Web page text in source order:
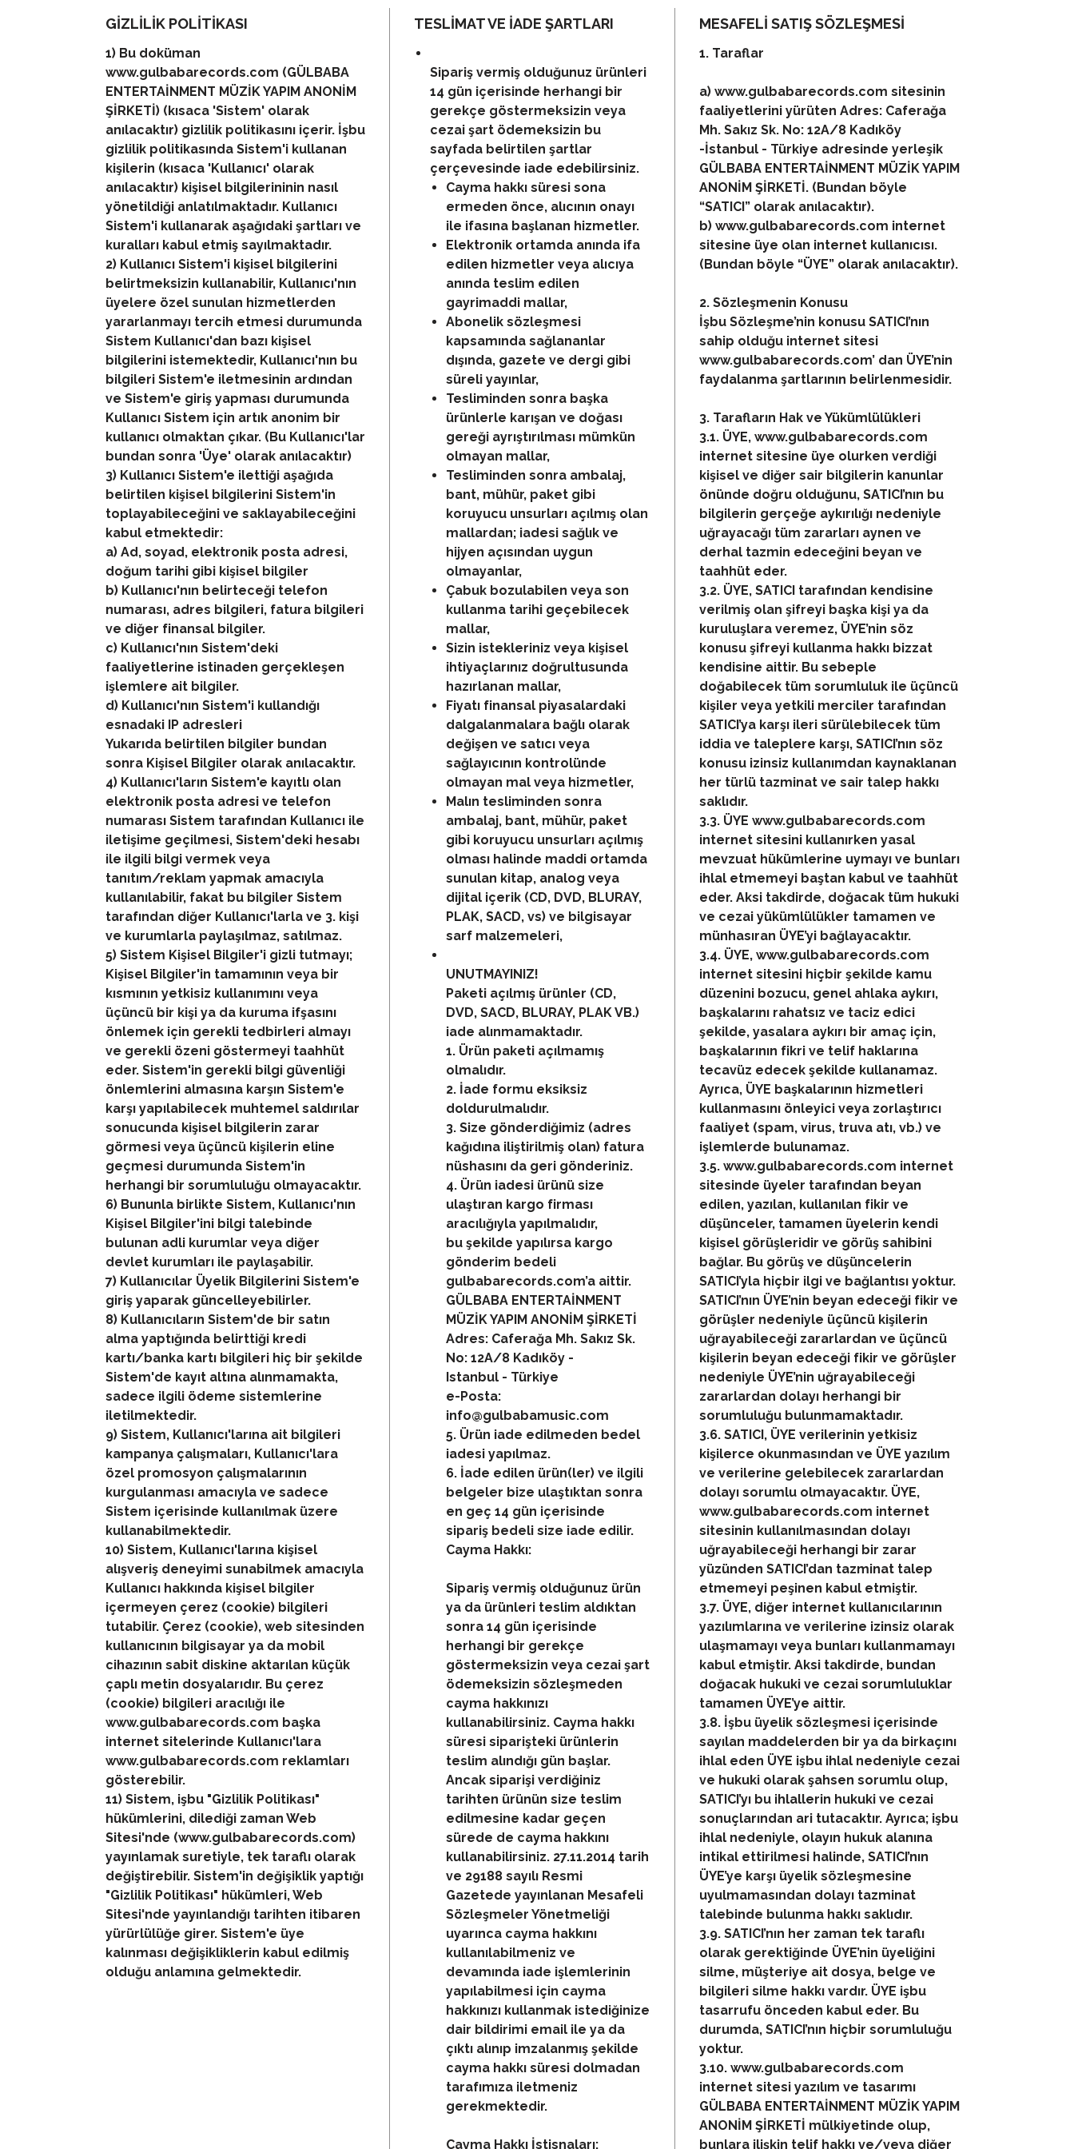
albüm, plak formatındaki
"Gatefold" (açılır kapak) tasarımıyla
bu yolculuğu görsel bir şölene
Her bir parçasıyla hayatta kalma
mücadelesini ve şehir hayatının gri
tonlarını anlatan bu başvuru eseri,
şimdi koleksiyoncular için zamansız
bir arşive dönüşüyor.
TRACKLIST
Side A:
1.⁠ ⁠Süzülerek
2.⁠ ⁠Hadi Len!
3.⁠ ⁠Bende Şarkın Var
4.⁠ ⁠Yarasa
5.⁠ ⁠Evini Başına Yıkan
6.⁠ ⁠Zabıt 1: Umut
Side B:
2.⁠ ⁠Zabıt 2: Boşluk
3.⁠ ⁠Yaşatmadın Dünya
4.⁠ ⁠Seni Özlüyorum
5.⁠ ⁠Bir Anne Sohbeti
6.⁠ ⁠Zabıt: 3 Enkarne
GİZLİLİK POLİTİKASI
1) Bu doküman
www.gulbabarecords.com (GÜLBABA
ENTERTAİNMENT MÜZİK YAPIM ANONİM
ŞİRKETİ) (kısaca 'Sistem' olarak
anılacaktır) gizlilik politikasını içerir. İşbu
gizlilik politikasında Sistem'i kullanan
kişilerin (kısaca 'Kullanıcı' olarak
anılacaktır) kişisel bilgilerininin nasıl
yönetildiği anlatılmaktadır. Kullanıcı
Sistem'i kullanarak aşağıdaki şartları ve
kuralları kabul etmiş sayılmaktadır.
2) Kullanıcı Sistem'i kişisel bilgilerini
belirtmeksizin kullanabilir, Kullanıcı'nın
üyelere özel sunulan hizmetlerden
yararlanmayı tercih etmesi durumunda
Sistem Kullanıcı'dan bazı kişisel
bilgilerini istemektedir, Kullanıcı'nın bu
bilgileri Sistem'e iletmesinin ardından
ve Sistem'e giriş yapması durumunda
Kullanıcı Sistem için artık anonim bir
kullanıcı olmaktan çıkar. (Bu Kullanıcı'lar
bundan sonra 'Üye' olarak anılacaktır)
3) Kullanıcı Sistem'e ilettiği aşağıda
belirtilen kişisel bilgilerini Sistem'in
toplayabileceğini ve saklayabileceğini
kabul etmektedir:
a) Ad, soyad, elektronik posta adresi,
doğum tarihi gibi kişisel bilgiler
b) Kullanıcı'nın belirteceği telefon
numarası, adres bilgileri, fatura bilgileri
ve diğer finansal bilgiler.
c) Kullanıcı'nın Sistem'deki
faaliyetlerine istinaden gerçekleşen
işlemlere ait bilgiler.
d) Kullanıcı'nın Sistem'i kullandığı
esnadaki IP adresleri
Yukarıda belirtilen bilgiler bundan
sonra Kişisel Bilgiler olarak anılacaktır.
4) Kullanıcı'ların Sistem'e kayıtlı olan
elektronik posta adresi ve telefon
numarası Sistem tarafından Kullanıcı ile
iletişime geçilmesi, Sistem'deki hesabı
ile ilgili bilgi vermek veya
tanıtım/reklam yapmak amacıyla
kullanılabilir, fakat bu bilgiler Sistem
tarafından diğer Kullanıcı'larla ve 3. kişi
ve kurumlarla paylaşılmaz, satılmaz.
5) Sistem Kişisel Bilgiler'i gizli tutmayı;
Kişisel Bilgiler'in tamamının veya bir
kısmının yetkisiz kullanımını veya
üçüncü bir kişi ya da kuruma ifşasını
önlemek için gerekli tedbirleri almayı
ve gerekli özeni göstermeyi taahhüt
eder. Sistem'in gerekli bilgi güvenliği
önlemlerini almasına karşın Sistem'e
karşı yapılabilecek muhtemel saldırılar
sonucunda kişisel bilgilerin zarar
görmesi veya üçüncü kişilerin eline
geçmesi durumunda Sistem'in
herhangi bir sorumluluğu olmayacaktır.
6) Bununla birlikte Sistem, Kullanıcı'nın
Kişisel Bilgiler'ini bilgi talebinde
bulunan adli kurumlar veya diğer
devlet kurumları ile paylaşabilir.
7) Kullanıcılar Üyelik Bilgilerini Sistem'e
giriş yaparak güncelleyebilirler.
8) Kullanıcıların Sistem'de bir satın
alma yaptığında belirttiği kredi
kartı/banka kartı bilgileri hiç bir şekilde
Sistem'de kayıt altına alınmamakta,
sadece ilgili ödeme sistemlerine
iletilmektedir.
9) Sistem, Kullanıcı'larına ait bilgileri
kampanya çalışmaları, Kullanıcı'lara
özel promosyon çalışmalarının
kurgulanması amacıyla ve sadece
Sistem içerisinde kullanılmak üzere
kullanabilmektedir.
10) Sistem, Kullanıcı'larına kişisel
alışveriş deneyimi sunabilmek amacıyla
Kullanıcı hakkında kişisel bilgiler
içermeyen çerez (cookie) bilgileri
tutabilir. Çerez (cookie), web sitesinden
kullanıcının bilgisayar ya da mobil
cihazının sabit diskine aktarılan küçük
çaplı metin dosyalarıdır. Bu çerez
(cookie) bilgileri aracılığı ile
www.gulbabarecords.com başka
internet sitelerinde Kullanıcı'lara
www.gulbabarecords.com reklamları
gösterebilir.
11) Sistem, işbu "Gizlilik Politikası"
hükümlerini, dilediği zaman Web
Sitesi'nde (www.gulbabarecords.com)
yayınlamak suretiyle, tek taraflı olarak
değiştirebilir. Sistem'in değişiklik yaptığı
"Gizlilik Politikası" hükümleri, Web
Sitesi'nde yayınlandığı tarihten itibaren
yürürlülüğe girer. Sistem'e üye
kalınması değişikliklerin kabul edilmiş
olduğu anlamına gelmektedir.
TESLİMAT VE İADE ŞARTLARI
Sipariş vermiş olduğunuz ürünleri
14 gün içerisinde herhangi bir
gerekçe göstermeksizin veya
cezai şart ödemeksizin bu
sayfada belirtilen şartlar
çerçevesinde iade edebilirsiniz.
Cayma hakkı süresi sona
ermeden önce, alıcının onayı
ile ifasına başlanan hizmetler.
Elektronik ortamda anında ifa
edilen hizmetler veya alıcıya
anında teslim edilen
gayrimaddi mallar,
Abonelik sözleşmesi
kapsamında sağlananlar
dışında, gazete ve dergi gibi
süreli yayınlar,
Tesliminden sonra başka
ürünlerle karışan ve doğası
gereği ayrıştırılması mümkün
olmayan mallar,
Tesliminden sonra ambalaj,
bant, mühür, paket gibi
koruyucu unsurları açılmış olan
mallardan; iadesi sağlık ve
hijyen açısından uygun
olmayanlar,
Çabuk bozulabilen veya son
kullanma tarihi geçebilecek
mallar,
Sizin istekleriniz veya kişisel
ihtiyaçlarınız doğrultusunda
hazırlanan mallar,
Fiyatı finansal piyasalardaki
dalgalanmalara bağlı olarak
değişen ve satıcı veya
sağlayıcının kontrolünde
olmayan mal veya hizmetler,
Malın tesliminden sonra
ambalaj, bant, mühür, paket
gibi koruyucu unsurları açılmış
olması halinde maddi ortamda
sunulan kitap, analog veya
dijital içerik (CD, DVD, BLURAY,
PLAK, SACD, vs) ve bilgisayar
sarf malzemeleri,
UNUTMAYINIZ!
Paketi açılmış ürünler (CD,
DVD, SACD, BLURAY, PLAK VB.)
iade alınmamaktadır.
1. Ürün paketi açılmamış
olmalıdır.
2. İade formu eksiksiz
doldurulmalıdır.
3. Size gönderdiğimiz (adres
kağıdına iliştirilmiş olan) fatura
nüshasını da geri gönderiniz.
4. Ürün iadesi ürünü size
ulaştıran kargo firması
aracılığıyla yapılmalıdır,
bu şekilde yapılırsa kargo
gönderim bedeli
gulbabarecords.com’a aittir.
GÜLBABA ENTERTAİNMENT
MÜZİK YAPIM ANONİM ŞİRKETİ
Adres: Caferağa Mh. Sakız Sk.
No: 12A/8 Kadıköy -
Istanbul - Türkiye
e-Posta:
info@gulbabamusic.com
5. Ürün iade edilmeden bedel
iadesi yapılmaz.
6. İade edilen ürün(ler) ve ilgili
belgeler bize ulaştıktan sonra
en geç 14 gün içerisinde
sipariş bedeli size iade edilir.
Cayma Hakkı:
Sipariş vermiş olduğunuz ürün
ya da ürünleri teslim aldıktan
sonra 14 gün içerisinde
herhangi bir gerekçe
göstermeksizin veya cezai şart
ödemeksizin sözleşmeden
cayma hakkınızı
kullanabilirsiniz. Cayma hakkı
süresi siparişteki ürünlerin
teslim alındığı gün başlar.
Ancak siparişi verdiğiniz
tarihten ürünün size teslim
edilmesine kadar geçen
sürede de cayma hakkını
kullanabilirsiniz. 27.11.2014 tarih
ve 29188 sayılı Resmi
Gazetede yayınlanan Mesafeli
Sözleşmeler Yönetmeliği
uyarınca cayma hakkını
kullanılabilmeniz ve
devamında iade işlemlerinin
yapılabilmesi için cayma
hakkınızı kullanmak istediğinize
dair bildirimi email ile ya da
çıktı alınıp imzalanmış şekilde
cayma hakkı süresi dolmadan
tarafımıza iletmeniz
gerekmektedir.
Cayma Hakkı İstisnaları:
MESAFELİ SATIŞ SÖZLEŞMESİ
1. Taraflar
a) www.gulbabarecords.com sitesinin
faaliyetlerini yürüten Adres: Caferağa
Mh. Sakız Sk. No: 12A/8 Kadıköy
-İstanbul - Türkiye adresinde yerleşik
GÜLBABA ENTERTAİNMENT MÜZİK YAPIM
ANONİM ŞİRKETİ. (Bundan böyle
“SATICI” olarak anılacaktır).
b) www.gulbabarecords.com internet
sitesine üye olan internet kullanıcısı.
(Bundan böyle “ÜYE” olarak anılacaktır).
2. Sözleşmenin Konusu
İşbu Sözleşme’nin konusu SATICI’nın
sahip olduğu internet sitesi
www.gulbabarecords.com’ dan ÜYE’nin
faydalanma şartlarının belirlenmesidir.
3. Tarafların Hak ve Yükümlülükleri
3.1. ÜYE, www.gulbabarecords.com
internet sitesine üye olurken verdiği
kişisel ve diğer sair bilgilerin kanunlar
önünde doğru olduğunu, SATICI’nın bu
bilgilerin gerçeğe aykırılığı nedeniyle
uğrayacağı tüm zararları aynen ve
derhal tazmin edeceğini beyan ve
taahhüt eder.
3.2. ÜYE, SATICI tarafından kendisine
verilmiş olan şifreyi başka kişi ya da
kuruluşlara veremez, ÜYE’nin söz
konusu şifreyi kullanma hakkı bizzat
kendisine aittir. Bu sebeple
doğabilecek tüm sorumluluk ile üçüncü
kişiler veya yetkili merciler tarafından
SATICI’ya karşı ileri sürülebilecek tüm
iddia ve taleplere karşı, SATICI’nın söz
konusu izinsiz kullanımdan kaynaklanan
her türlü tazminat ve sair talep hakkı
saklıdır.
3.3. ÜYE www.gulbabarecords.com
internet sitesini kullanırken yasal
mevzuat hükümlerine uymayı ve bunları
ihlal etmemeyi baştan kabul ve taahhüt
eder. Aksi takdirde, doğacak tüm hukuki
ve cezai yükümlülükler tamamen ve
münhasıran ÜYE’yi bağlayacaktır.
3.4. ÜYE, www.gulbabarecords.com
internet sitesini hiçbir şekilde kamu
düzenini bozucu, genel ahlaka aykırı,
başkalarını rahatsız ve taciz edici
şekilde, yasalara aykırı bir amaç için,
başkalarının fikri ve telif haklarına
tecavüz edecek şekilde kullanamaz.
Ayrıca, ÜYE başkalarının hizmetleri
kullanmasını önleyici veya zorlaştırıcı
faaliyet (spam, virus, truva atı, vb.) ve
işlemlerde bulunamaz.
3.5. www.gulbabarecords.com internet
sitesinde üyeler tarafından beyan
edilen, yazılan, kullanılan fikir ve
düşünceler, tamamen üyelerin kendi
kişisel görüşleridir ve görüş sahibini
bağlar. Bu görüş ve düşüncelerin
SATICI’yla hiçbir ilgi ve bağlantısı yoktur.
SATICI’nın ÜYE’nin beyan edeceği fikir ve
görüşler nedeniyle üçüncü kişilerin
uğrayabileceği zararlardan ve üçüncü
kişilerin beyan edeceği fikir ve görüşler
nedeniyle ÜYE’nin uğrayabileceği
zararlardan dolayı herhangi bir
sorumluluğu bulunmamaktadır.
3.6. SATICI, ÜYE verilerinin yetkisiz
kişilerce okunmasından ve ÜYE yazılım
ve verilerine gelebilecek zararlardan
dolayı sorumlu olmayacaktır. ÜYE,
www.gulbabarecords.com internet
sitesinin kullanılmasından dolayı
uğrayabileceği herhangi bir zarar
yüzünden SATICI’dan tazminat talep
etmemeyi peşinen kabul etmiştir.
3.7. ÜYE, diğer internet kullanıcılarının
yazılımlarına ve verilerine izinsiz olarak
ulaşmamayı veya bunları kullanmamayı
kabul etmiştir. Aksi takdirde, bundan
doğacak hukuki ve cezai sorumluluklar
tamamen ÜYE’ye aittir.
3.8. İşbu üyelik sözleşmesi içerisinde
sayılan maddelerden bir ya da birkaçını
ihlal eden ÜYE işbu ihlal nedeniyle cezai
ve hukuki olarak şahsen sorumlu olup,
SATICI’yı bu ihlallerin hukuki ve cezai
sonuçlarından ari tutacaktır. Ayrıca; işbu
ihlal nedeniyle, olayın hukuk alanına
intikal ettirilmesi halinde, SATICI’nın
ÜYE’ye karşı üyelik sözleşmesine
uyulmamasından dolayı tazminat
talebinde bulunma hakkı saklıdır.
3.9. SATICI’nın her zaman tek taraflı
olarak gerektiğinde ÜYE’nin üyeliğini
silme, müşteriye ait dosya, belge ve
bilgileri silme hakkı vardır. ÜYE işbu
tasarrufu önceden kabul eder. Bu
durumda, SATICI’nın hiçbir sorumluluğu
yoktur.
3.10. www.gulbabarecords.com
internet sitesi yazılım ve tasarımı
GÜLBABA ENTERTAİNMENT MÜZİK YAPIM
ANONİM ŞİRKETİ mülkiyetinde olup,
bunlara ilişkin telif hakkı ve/veya diğer